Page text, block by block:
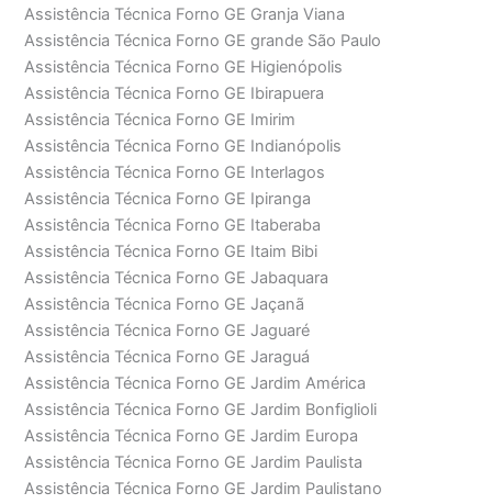
Assistência Técnica Forno GE Granja Viana
Assistência Técnica Forno GE grande São Paulo
Assistência Técnica Forno GE Higienópolis
Assistência Técnica Forno GE Ibirapuera
Assistência Técnica Forno GE Imirim
Assistência Técnica Forno GE Indianópolis
Assistência Técnica Forno GE Interlagos
Assistência Técnica Forno GE Ipiranga
Assistência Técnica Forno GE Itaberaba
Assistência Técnica Forno GE Itaim Bibi
Assistência Técnica Forno GE Jabaquara
Assistência Técnica Forno GE Jaçanã
Assistência Técnica Forno GE Jaguaré
Assistência Técnica Forno GE Jaraguá
Assistência Técnica Forno GE Jardim América
Assistência Técnica Forno GE Jardim Bonfiglioli
Assistência Técnica Forno GE Jardim Europa
Assistência Técnica Forno GE Jardim Paulista
Assistência Técnica Forno GE Jardim Paulistano